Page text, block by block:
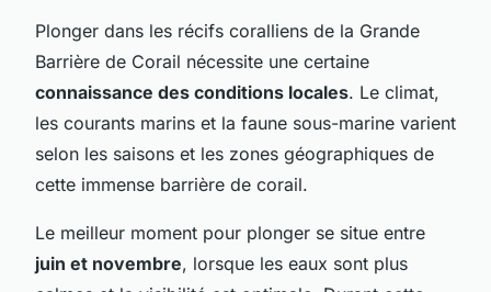
Plonger dans les récifs coralliens de la Grande
Barrière de Corail nécessite une certaine
connaissance des conditions locales. Le climat,
les courants marins et la faune sous-marine varient
selon les saisons et les zones géographiques de
cette immense barrière de corail.
Le meilleur moment pour plonger se situe entre
juin et novembre, lorsque les eaux sont plus